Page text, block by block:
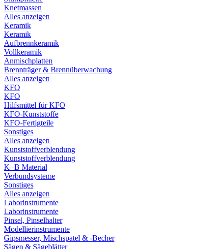
Knetmassen
Alles anzeigen
Keramik
Keramik
Aufbrennkeramik
Vollkeramik
Anmischplatten
Brennträger & Brennüberwachung
Alles anzeigen
KFO
KFO
Hilfsmittel für KFO
KFO-Kunststoffe
KFO-Fertigteile
Sonstiges
Alles anzeigen
Kunststoffverblendung
Kunststoffverblendung
K+B Material
Verbundsysteme
Sonstiges
Alles anzeigen
Laborinstrumente
Laborinstrumente
Pinsel, Pinselhalter
Modellierinstrumente
Gipsmesser, Mischspatel & -Becher
Sägen & Sägeblätter